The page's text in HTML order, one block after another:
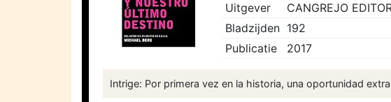
Uitgever
CANGREJO
Bladzijden 192
Publicatie
2017
Intrige: Por primera vez en la historia, una oportunidad